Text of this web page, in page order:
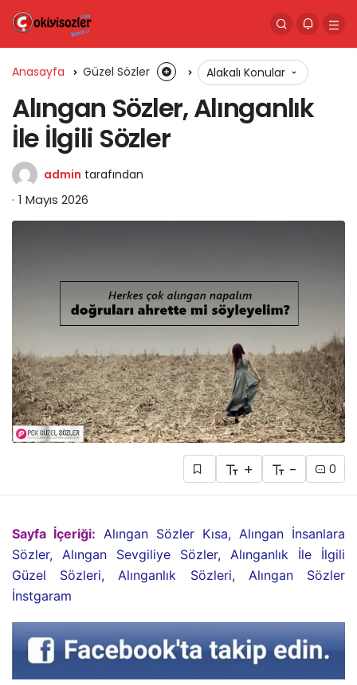
Anasayfa Güzel Sözler Alakalı Konular
Alıngan Sözler, Alınganlık
İle İlgili Sözler
admin tarafından
1 Mayıs 2026
+ - 0
Sayfa İçeriği: Alıngan Sözler Kısa, Alıngan İnsanlara
Sözler, Alıngan Sevgiliye Sözler, Alınganlık İle İlgili
Güzel Sözleri, Alınganlık Sözleri, Alıngan Sözler
İnstgaram